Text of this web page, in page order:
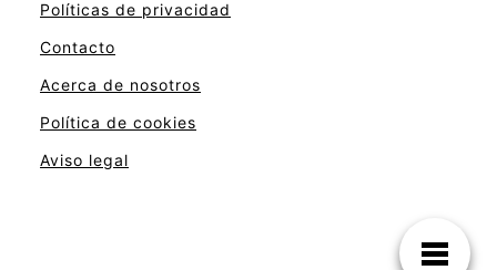
Políticas de privacidad
Contacto
Acerca de nosotros
Política de cookies
Aviso legal